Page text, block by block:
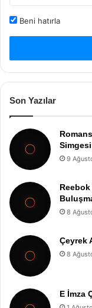
Beni hatırla
Son Yazılar
Simgesi
9
Reebok
8
Çeyrek
8
E İmza